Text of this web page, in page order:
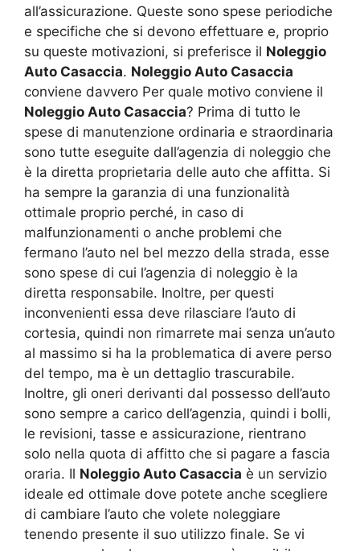
all’assicurazione. Queste sono spese periodiche
e specifiche che si devono effettuare e, proprio
su queste motivazioni, si preferisce il Noleggio
Auto Casaccia. Noleggio Auto Casaccia
conviene davvero Per quale motivo conviene il
Noleggio Auto Casaccia? Prima di tutto le
spese di manutenzione ordinaria e straordinaria
sono tutte eseguite dall’agenzia di noleggio che
è la diretta proprietaria delle auto che affitta. Si
ha sempre la garanzia di una funzionalità
ottimale proprio perché, in caso di
malfunzionamenti o anche problemi che
fermano l’auto nel bel mezzo della strada, esse
sono spese di cui l’agenzia di noleggio è la
diretta responsabile. Inoltre, per questi
inconvenienti essa deve rilasciare l’auto di
cortesia, quindi non rimarrete mai senza un’auto
al massimo si ha la problematica di avere perso
del tempo, ma è un dettaglio trascurabile.
Inoltre, gli oneri derivanti dal possesso dell’auto
sono sempre a carico dell’agenzia, quindi i bolli,
le revisioni, tasse e assicurazione, rientrano
solo nella quota di affitto che si pagare a fascia
oraria. Il Noleggio Auto Casaccia è un servizio
ideale ed ottimale dove potete anche scegliere
di cambiare l’auto che volete noleggiare
tenendo presente il suo utilizzo finale. Se vi